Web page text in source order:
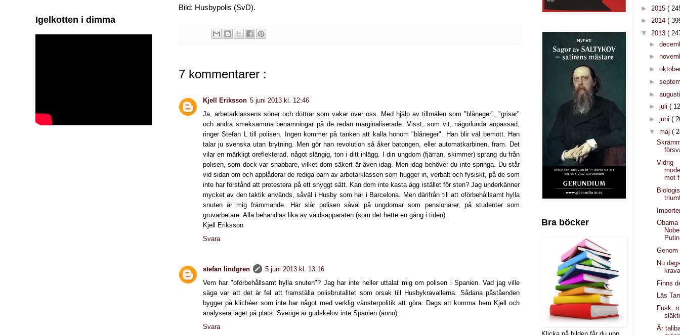
Bild: Husbypolis (SvD).
7 kommentarer :
Kjell Eriksson 5 juni 2013 kl. 12:46
Ja, arbetarklassens söner och döttrar som vakar över oss. Med hjälp av tillmälen som "blåneger", "grisar"
och andra smeksamma benämningar på de redan marginaliserade. Visst, som vit, någorlunda anpassad,
ringer Stefan L till polisen. Ingen kommer på tanken att kalla honom "blåneger". Han blir väl bemött. Han
talar ju svenska utan brytning. Men gör han revolution så åker batongen, eller automatkarbinen, fram. Det
vilar en märkligt oreflekterad, något slängig, ton i ditt inlägg. I din ungdom (fjärran, skimmer) sprang du från
polisen, som dock var snabbare, vilket dom säkert är även idag. Men idag behöver du inte springa. Du står
vid sidan om och applåderar de rediga barn av arbetarklassen som hugger in, verbalt och fysiskt, på de som
inte har förstånd att protestera på ett snyggt sätt. Kan dom inte kasta ägg istället för sten? Jag underkänner
mycket av den taktik används, såväl i Husby som här i Barcelona. Men därifrån till att oförbehållsamt hylla
snuten är mig främmande. Här slår polisen såväl på ungdomar som pensionärer, på studenter som
gruvarbetare. Alla behandlas lika av våldsapparaten (som det hette en gång i tiden).
Kjell Eriksson
Svara
stefan lindgren
5 juni 2013 kl. 13:16
Vem har "oförbehållsamt hylla snuten"? Jag har inte heller uttalat mig om polisen i Spanien. Vad jag ville
säga var att det är fel att framställa polisbrutalitet som orsak till Husbykravallerna. Sådana påståenden
bygger på klichéer som inte har något med verklig vänsterpolitik att göra. Dags att komma hem Kjell och
analysera läget på plats. Sverige är gudskelov inte Spanien (ännu).
Svara
Igelkotten i dimma
Bra böcker
► 2015 (
► 2014 (
▼ 2013 (
►
►
►
►
►
► juli (
► juni (
▼ maj (
Vidrig
mot
Putin
Genom
Nu
Finns
Läs
Fusk,
Är